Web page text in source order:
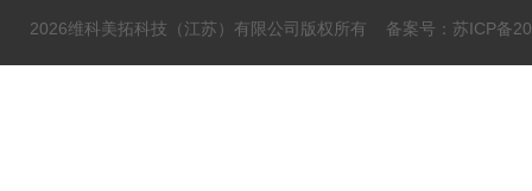
2026维科美拓科技（江苏）有限公司版权所有 备案号：苏ICP备